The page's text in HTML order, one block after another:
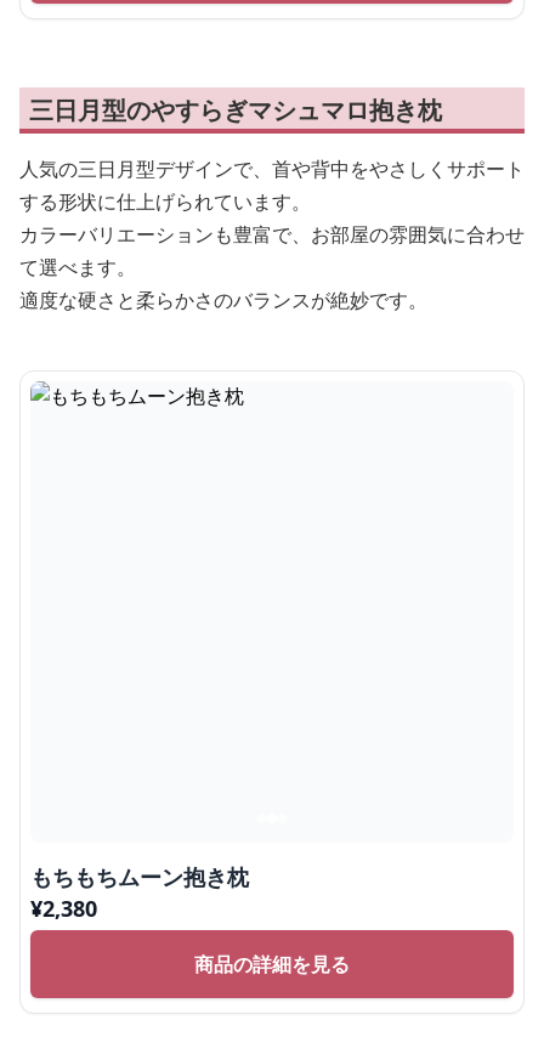
三日月型のやすらぎマシュマロ抱き枕
人気の三日月型デザインで、首や背中をやさしくサポート
する形状に仕上げられています。
カラーバリエーションも豊富で、お部屋の雰囲気に合わせ
て選べます。
適度な硬さと柔らかさのバランスが絶妙です。
もちもちムーン抱き枕
¥2,380
商品の詳細を見る